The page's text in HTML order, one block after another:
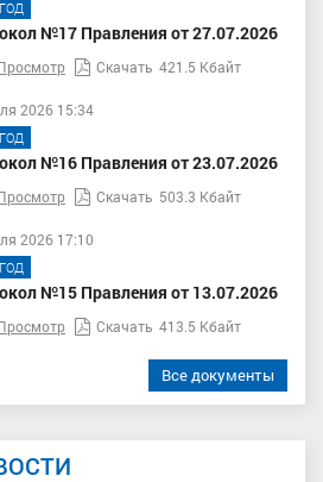
№17 Правления от 27.07.2026
Скачать 421.5 Кбайт
2026 15:34
№16 Правления от 23.07.2026
Скачать 503.3 Кбайт
2026 17:10
№15 Правления от 13.07.2026
Скачать 413.5 Кбайт
Все документы